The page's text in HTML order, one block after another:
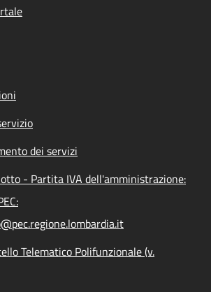
dei servizi
- Partita IVA dell'amministrazione:
Telematico Polifunzionale (v.